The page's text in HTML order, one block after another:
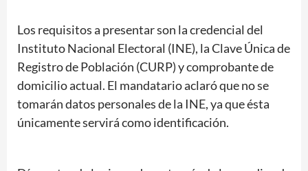
Los requisitos a presentar son la credencial del
Instituto Nacional Electoral (INE), la Clave Única de
Registro de Población (CURP) y comprobante de
domicilio actual. El mandatario aclaró que no se
tomarán datos personales de la INE, ya que ésta
únicamente servirá como identificación.